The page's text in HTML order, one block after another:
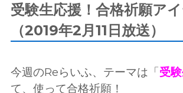
受験生応援！合格祈願ア
（2019年2月11日放送）
今週のReらいふ、テーマは「受
て、使って合格祈願！